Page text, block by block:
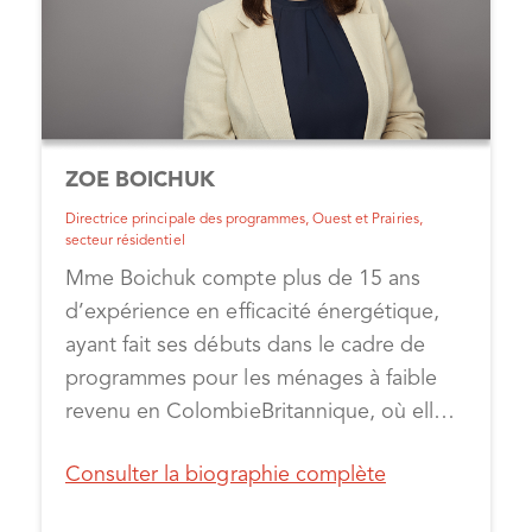
de l'Ontario, afin d'aligner les objectifs
politiques sur la prestation des
programmes. Il est basé à Toronto, au
un grand succès auprès de groupes
communautaires interreliés et dans le
cadre de l’obtention de financement
supplémentaire pour divers programmes
ZOE BOICHUK
Directrice principale des programmes, Ouest et Prairies,
secteur résidentiel
Mme Boichuk compte plus de 15 ans
d’expérience en efficacité énergétique,
ayant fait ses débuts dans le cadre de
programmes pour les ménages à faible
revenu en ColombieBritannique, où elle
CLEAResult Canada en janvier 2023 et
Consulter la biographie complète